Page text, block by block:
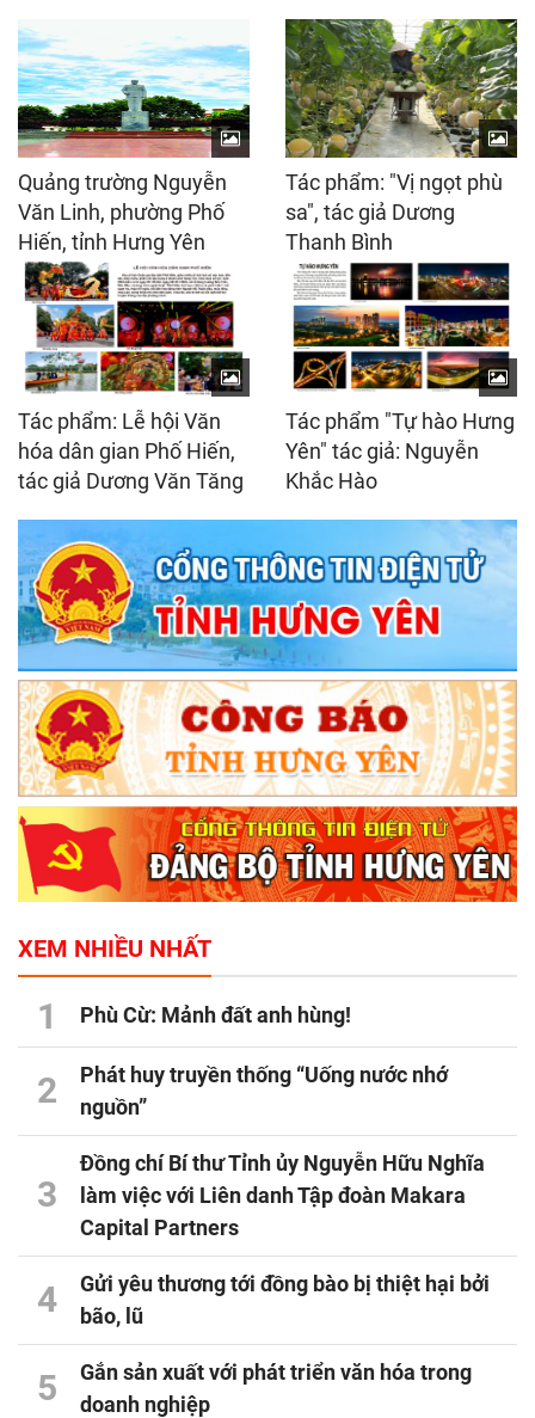
Quảng trường Nguyễn
Văn Linh, phường Phố
Hiến, tỉnh Hưng Yên
Tác phẩm: "Vị ngọt phù
sa", tác giả Dương
Thanh Bình
Tác phẩm: Lễ hội Văn
hóa dân gian Phố Hiến,
tác giả Dương Văn Tăng
Tác phẩm "Tự hào Hưng
Yên" tác giả: Nguyễn
Khắc Hào
XEM NHIỀU NHẤT
1 Phù Cừ: Mảnh đất anh hùng!
2
Phát huy truyền thống “Uống nước nhớ
nguồn”
3
Đồng chí Bí thư Tỉnh ủy Nguyễn Hữu Nghĩa
làm việc với Liên danh Tập đoàn Makara
Capital Partners
4
Gửi yêu thương tới đồng bào bị thiệt hại bởi
bão, lũ
5
Gắn sản xuất với phát triển văn hóa trong
doanh nghiệp